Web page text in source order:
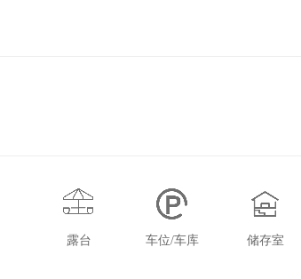
露台 车位/车库 储存室